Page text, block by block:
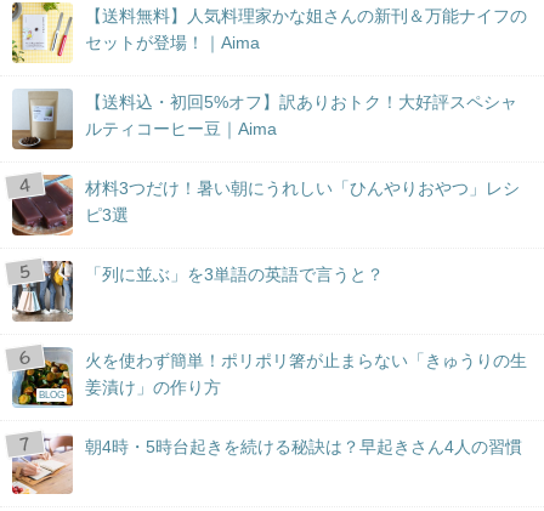
【送料無料】人気料理家かな姐さんの新刊＆万能ナイフの
セットが登場！｜Aima
【送料込・初回5%オフ】訳ありおトク！大好評スペシャ
ルティコーヒー豆｜Aima
材料3つだけ！暑い朝にうれしい「ひんやりおやつ」レシ
ピ3選
「列に並ぶ」を3単語の英語で言うと？
BLOG
火を使わず簡単！ポリポリ箸が止まらない「きゅうりの生
姜漬け」の作り方
朝4時・5時台起きを続ける秘訣は？早起きさん4人の習慣